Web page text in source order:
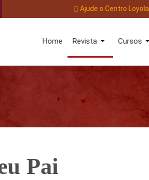
Ajude o Centro Loyola
Home Revista Cursos
Pai